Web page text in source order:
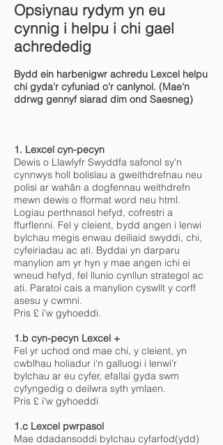
Opsiynau rydym yn eu
cynnig i helpu i chi gael
achrededig
Bydd ein harbenigwr achredu Lexcel helpu
chi gyda'r cyfuniad o'r canlynol. (Mae'n
ddrwg gennyf siarad dim ond Saesneg)
1. Lexcel cyn-pecyn
Dewis o Llawlyfr Swyddfa safonol sy'n
cynnwys holl bolisïau a gweithdrefnau neu
polisi ar wahân a dogfennau weithdrefn
mewn dewis o fformat word neu html.
Logiau perthnasol hefyd, cofrestri a
ffurflenni. Fel y cleient, bydd angen i lenwi
bylchau megis enwau deiliaid swyddi, chi,
cyfeiriadau ac ati. Byddai yn darparu
manylion am yr hyn y mae angen ichi ei
wneud hefyd, fel llunio cynllun strategol ac
ati. Paratoi cais a manylion cyswllt y corff
asesu y cwmni.
Pris £ i'w gyhoeddi.
1.b cyn-pecyn Lexcel +
Fel yr uchod ond mae chi, y cleient, yn
cwblhau holiadur i'n galluogi i lenwi'r
bylchau ar eu cyfer, efallai gyda swm
cyfyngedig o deilwra syth ymlaen.
Pris £ i'w gyhoeddi
1.c Lexcel pwrpasol
Mae ddadansoddi bylchau cyfarfod(ydd)